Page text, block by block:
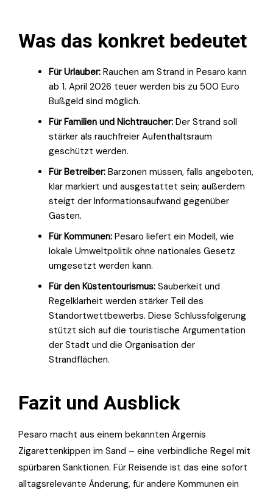
Was das konkret bedeutet
Für Urlauber: Rauchen am Strand in Pesaro kann
ab 1. April 2026 teuer werden bis zu 500 Euro
Bußgeld sind möglich.
Für Familien und Nichtraucher: Der Strand soll
stärker als rauchfreier Aufenthaltsraum
geschützt werden.
Für Betreiber: Barzonen müssen, falls angeboten,
klar markiert und ausgestattet sein; außerdem
steigt der Informationsaufwand gegenüber
Gästen.
Für Kommunen: Pesaro liefert ein Modell, wie
lokale Umweltpolitik ohne nationales Gesetz
umgesetzt werden kann.
Für den Küstentourismus: Sauberkeit und
Regelklarheit werden stärker Teil des
Standortwettbewerbs. Diese Schlussfolgerung
stützt sich auf die touristische Argumentation
der Stadt und die Organisation der
Strandflächen.
Fazit und Ausblick
Pesaro macht aus einem bekannten Ärgernis
Zigarettenkippen im Sand – eine verbindliche Regel mit
spürbaren Sanktionen. Für Reisende ist das eine sofort
alltagsrelevante Änderung, für andere Kommunen ein